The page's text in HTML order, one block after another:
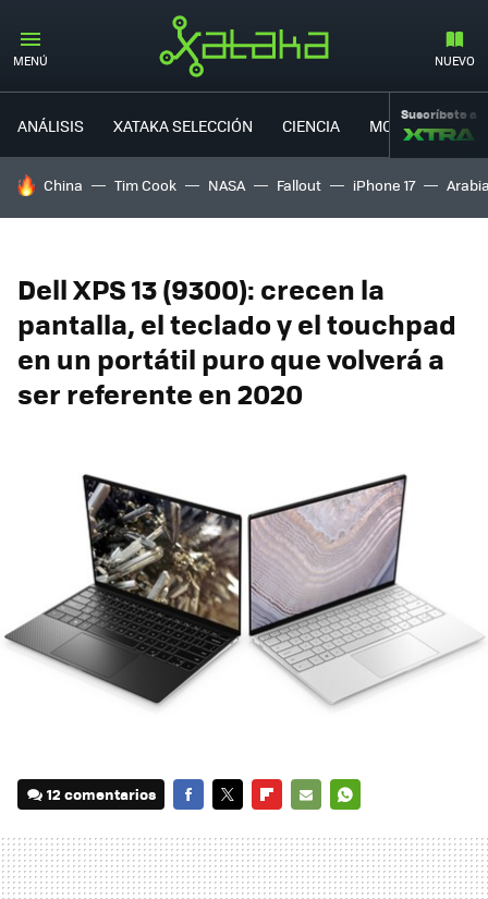
MENÚ NUEVO
ANÁLISIS XATAKA SELECCIÓN CIENCIA MOVILIDAD
Suscríbete a
HOY SE HABLA DE
China Tim Cook NASA Fallout iPhone 17
Dell XPS 13 (9300): crecen la
pantalla, el teclado y el touchpad
en un portátil puro que volverá a
ser referente en 2020
12 comentarios
MAIL